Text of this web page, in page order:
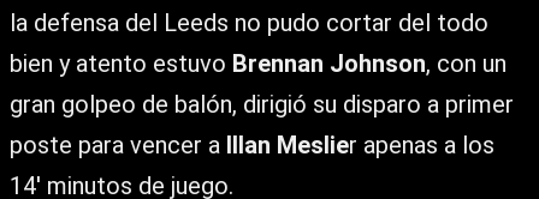
la defensa del Leeds no pudo cortar del todo
bien y atento estuvo Brennan Johnson, con un
gran golpeo de balón, dirigió su disparo a primer
poste para vencer a Illan Meslier apenas a los
14′ minutos de juego.